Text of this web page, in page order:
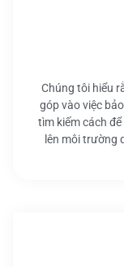
Chúng tôi hiểu
góp vào việc
tìm kiếm cách
lên môi trường